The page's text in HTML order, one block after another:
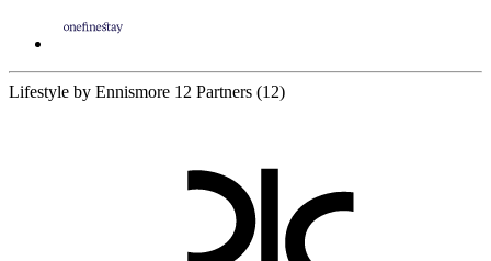
Lifestyle by Ennismore 12 Partners (12)